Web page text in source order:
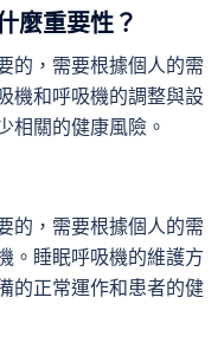
麼重要性？
的，需要根據個人的需
機和呼吸機的調整與設
相關的健康風險。
的，需要根據個人的需
。睡眠呼吸機的維護方
的正常運作和患者的健